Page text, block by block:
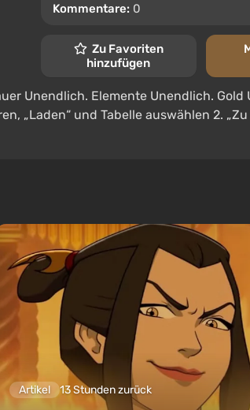
Kommentare: 0
Zu Favoriten
hinzufügen
Unendlich. Elemente Unendlich. Gold
„Laden“ und Tabelle auswählen 2.
Artikel 13 Stunden zurück